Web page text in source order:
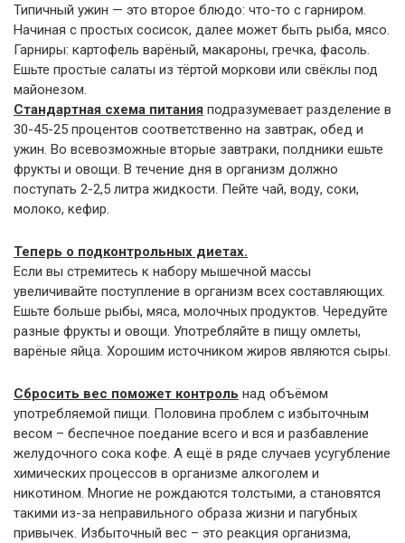
Типичный ужин — это второе блюдо: что-то с гарниром.
Начиная с простых сосисок, далее может быть рыба, мясо.
Гарниры: картофель варёный, макароны, гречка, фасоль.
Ешьте простые салаты из тёртой моркови или свёклы под
майонезом.
Стандартная схема питания подразумевает разделение в
30-45-25 процентов соответственно на завтрак, обед и
ужин. Во всевозможные вторые завтраки, полдники ешьте
фрукты и овощи. В течение дня в организм должно
поступать 2-2,5 литра жидкости. Пейте чай, воду, соки,
молоко, кефир.
Теперь о подконтрольных диетах.
Если вы стремитесь к набору мышечной массы
увеличивайте поступление в организм всех составляющих.
Ешьте больше рыбы, мяса, молочных продуктов. Чередуйте
разные фрукты и овощи. Употребляйте в пищу омлеты,
варёные яйца. Хорошим источником жиров являются сыры.
Сбросить вес поможет контроль над объёмом
употребляемой пищи. Половина проблем с избыточным
весом – беспечное поедание всего и вся и разбавление
желудочного сока кофе. А ещё в ряде случаев усугубление
химических процессов в организме алкоголем и
никотином. Многие не рождаются толстыми, а становятся
такими из-за неправильного образа жизни и пагубных
привычек. Избыточный вес – это реакция организма,